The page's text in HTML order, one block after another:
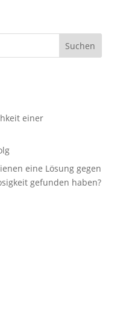
einer
eine Lösung gegen
gefunden haben?